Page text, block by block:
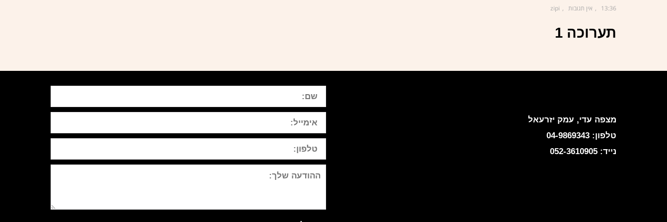
13:36 אין תגובות zipi
תערוכה 1
מצפה עדי, עמק יזרעאל
טלפון: 04-9869343
נייד: 052-3610905
שם
אימייל
טלפון:
ההודעה
שלך